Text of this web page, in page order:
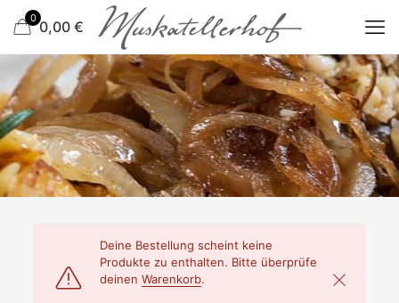
0 0,00 €
Deine Bestellung scheint keine
Produkte zu enthalten. Bitte überprüfe
deinen Warenkorb.